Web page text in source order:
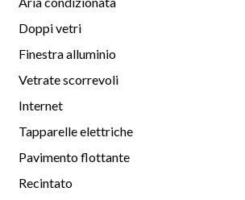
Doppi vetri
Finestra alluminio
Vetrate scorrevoli
Internet
Tapparelle elettriche
Pavimento flottante
Recintato